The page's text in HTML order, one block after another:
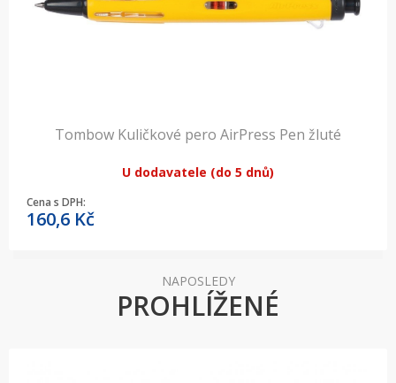
Tombow Kuličkové pero AirPress Pen žluté
U dodavatele (do 5 dnů)
Cena s DPH:
160,6 Kč
NAPOSLEDY
PROHLÍŽENÉ